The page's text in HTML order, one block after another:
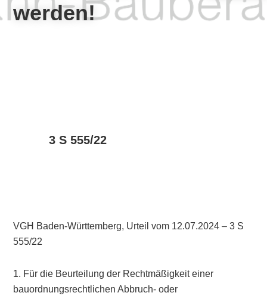
werden!
3 S 555/22
VGH Baden-Württemberg, Urteil vom 12.07.2024 – 3 S
555/22
1. Für die Beurteilung der Rechtmäßigkeit einer
bauordnungsrechtlichen Abbruch- oder